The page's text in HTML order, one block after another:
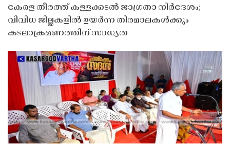
കേരള തീരത്ത് കള്ളക്കടൽ ജാഗ്രതാ നിർദേശം;
വിവിധ ജില്ലകളിൽ ഉയർന്ന തിരമാലകൾക്കും
കടലാക്രമണത്തിന് സാധ്യത